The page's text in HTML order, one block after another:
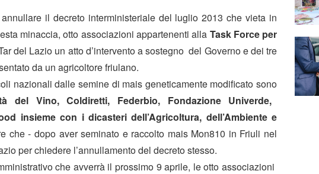
il decreto interministeriale del luglio 2013 che vieta in
minaccia, otto associazioni appartenenti alla Task Force per
del Lazio un atto d’intervento a sostegno del Governo e dei tre
da un agricoltore friulano.
nazionali dalle semine di mais geneticamente modificato sono
del Vino, Coldiretti, Federbio, Fondazione Univerde,
insieme con i dicasteri dell’Agricoltura, dell’Ambiente e
che - dopo aver seminato e raccolto mais Mon810 in Friuli nel
per chiedere l’annullamento del decreto stesso.
che avverrà il prossimo 9 aprile, le otto associazioni